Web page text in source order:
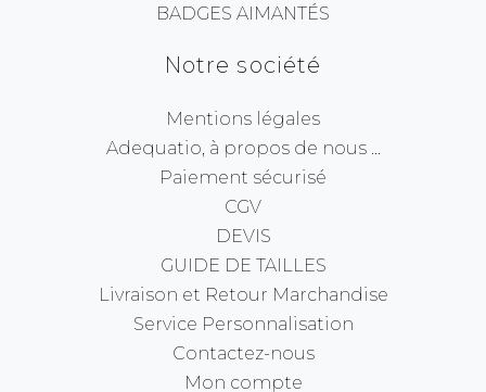
BADGES AIMANTÉS
Notre société
Mentions légales
Adequatio, à propos de nous ...
Paiement sécurisé
CGV
DEVIS
GUIDE DE TAILLES
Livraison et Retour Marchandise
Service Personnalisation
Contactez-nous
Mon compte